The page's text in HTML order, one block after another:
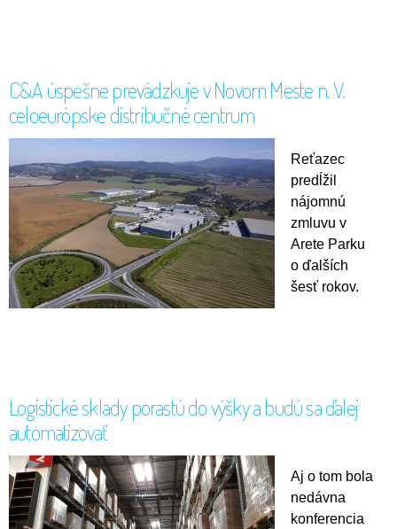
C&A úspešne prevádzkuje v Novom Meste n. V.
celoeurópske distribučné centrum
Reťazec
predĺžil
nájomnú
zmluvu v
Arete Parku
o ďalších
šesť rokov.
Logistické sklady porastú do výšky a budú sa ďalej
automatizovať
Aj o tom bola
nedávna
konferencia